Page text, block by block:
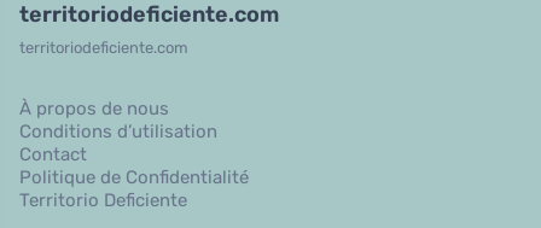
territoriodeficiente.com
territoriodeficiente.com
À propos de nous
Conditions d’utilisation
Contact
Politique de Confidentialité
Territorio Deficiente